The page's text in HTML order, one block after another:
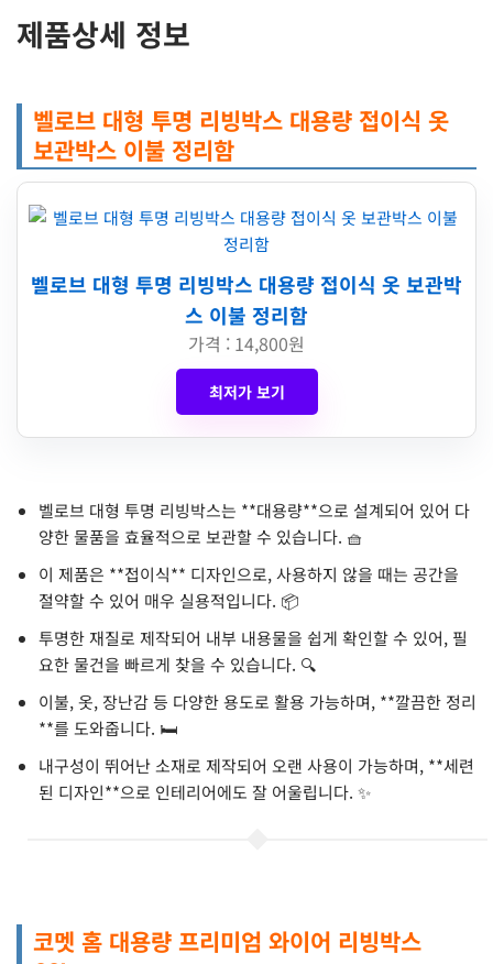
제품상세 정보
벨로브 대형 투명 리빙박스 대용량 접이식 옷
보관박스 이불 정리함
벨로브 대형 투명 리빙박스 대용량 접이식 옷 보관박
스 이불 정리함
가격 : 14,800원
최저가 보기
벨로브 대형 투명 리빙박스는 **대용량**으로 설계되어 있어 다
양한 물품을 효율적으로 보관할 수 있습니다. 🧺
이 제품은 **접이식** 디자인으로, 사용하지 않을 때는 공간을
절약할 수 있어 매우 실용적입니다. 📦
투명한 재질로 제작되어 내부 내용물을 쉽게 확인할 수 있어, 필
요한 물건을 빠르게 찾을 수 있습니다. 🔍
이불, 옷, 장난감 등 다양한 용도로 활용 가능하며, **깔끔한 정리
**를 도와줍니다. 🛏️
내구성이 뛰어난 소재로 제작되어 오랜 사용이 가능하며, **세련
된 디자인**으로 인테리어에도 잘 어울립니다. ✨
코멧 홈 대용량 프리미엄 와이어 리빙박스